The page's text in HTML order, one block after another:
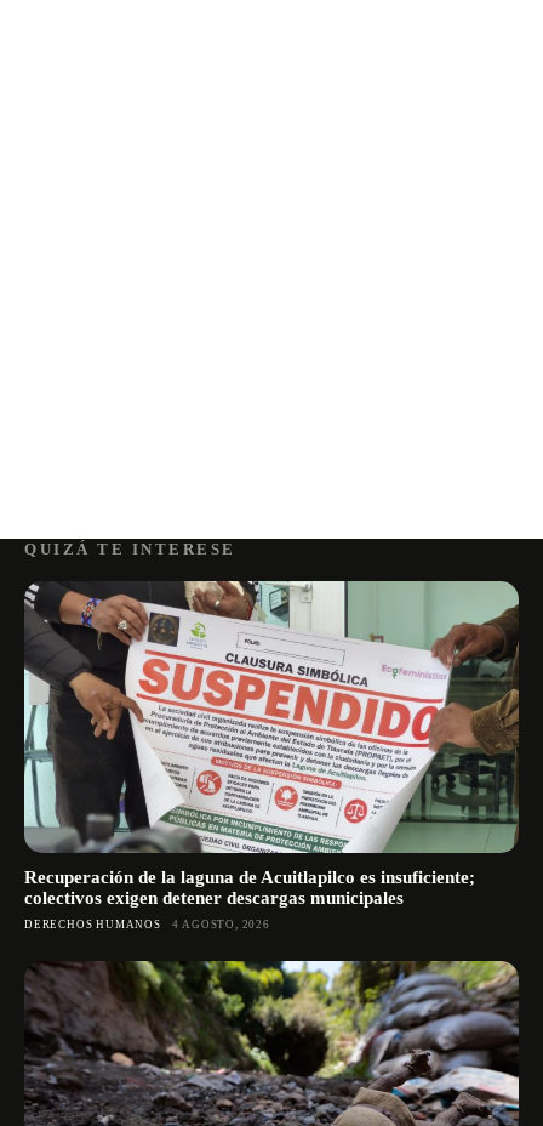
QUIZÁ TE INTERESE
Recuperación de la laguna de Acuitlapilco es insuficiente;
colectivos exigen detener descargas municipales
DERECHOS HUMANOS 4 AGOSTO, 2026